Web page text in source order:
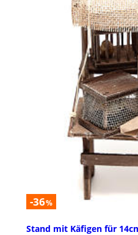
-36%
Stand mit Käfigen für